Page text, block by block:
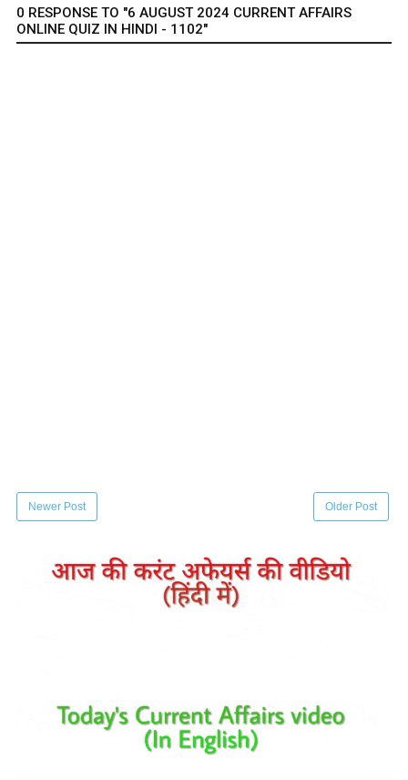
0 RESPONSE TO "6 AUGUST 2024 CURRENT AFFAIRS
ONLINE QUIZ IN HINDI - 1102"
Newer Post Older Post